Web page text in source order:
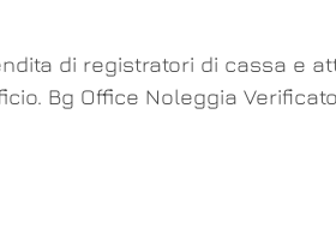
di registratori di cassa e
Bg Office Noleggia